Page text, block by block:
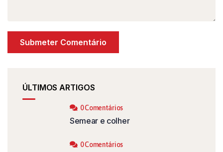
ÚLTIMOS ARTIGOS
0 Comentários
Semear e colher
0 Comentários